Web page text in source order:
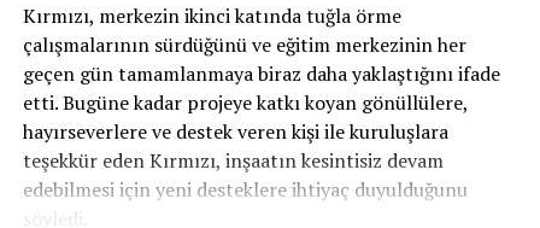
Kırmızı, merkezin ikinci katında tuğla örme
çalışmalarının sürdüğünü ve eğitim merkezinin her
geçen gün tamamlanmaya biraz daha yaklaştığını ifade
etti. Bugüne kadar projeye katkı koyan gönüllülere,
hayırseverlere ve destek veren kişi ile kuruluşlara
teşekkür eden Kırmızı, inşaatın kesintisiz devam
edebilmesi için yeni desteklere ihtiyaç duyulduğunu
söyledi.